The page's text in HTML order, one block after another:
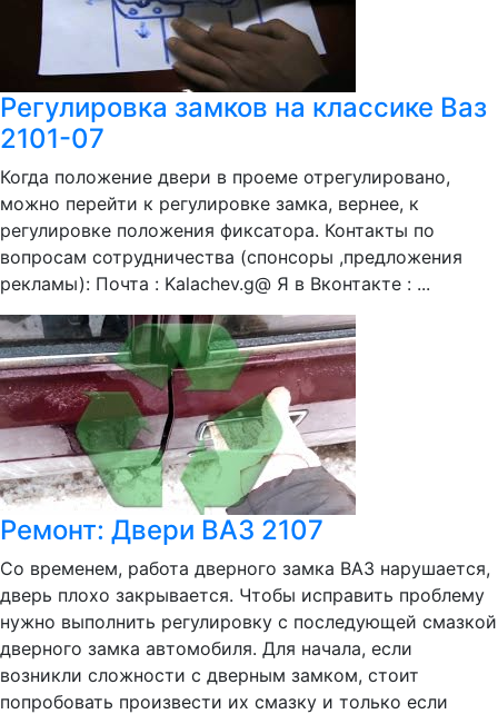
Регулировка замков на классике Ваз
2101-07
Когда положение двери в проеме отрегулировано,
можно перейти к регулировке замка, вернее, к
регулировке положения фиксатора. Контакты по
вопросам сотрудничества (спонсоры ,предложения
рекламы): Почта : Kalachev.g@ Я в Вконтакте : ...
Ремонт: Двери ВАЗ 2107
Со временем, работа дверного замка ВАЗ нарушается,
дверь плохо закрывается. Чтобы исправить проблему
нужно выполнить регулировку с последующей смазкой
дверного замка автомобиля. Для начала, если
возникли сложности с дверным замком, стоит
попробовать произвести их смазку и только если